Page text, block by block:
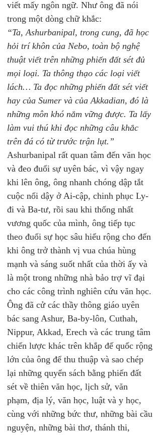
viết mấy ngôn ngữ. Như ông đã nói
trong một dòng chữ khắc:
“Ta, Ashurbanipal, trong cung, đã học
hỏi trí khôn của Nebo, toàn bộ nghệ
thuật viết trên những phiến đất sét đủ
mọi loại. Ta thông thạo các loại viết
lách… Ta đọc những phiến đất sét viết
hay của Sumer và của Akkadian, đó là
những môn khó nắm vững được. Ta lấy
làm vui thú khi đọc những câu khắc
trên đá có từ trước trận lụt.”
Ashurbanipal rất quan tâm đến văn học
và đeo đuổi sự uyên bác, vì vậy ngay
khi lên ông, ông nhanh chóng dập tắt
cuộc nổi dậy ở Ai-cập, chinh phục Ly-
đi và Ba-tư, rồi sau khi thống nhất
vương quốc của mình, ông tiếp tục
theo đuổi sự học sâu hiểu rộng cho đến
khi ông trở thành vị vua chúa hùng
mạnh và sáng suốt nhất của thời ấy và
là một trong những nhà bảo trợ vĩ đại
cho các công trình nghiên cứu văn học.
Ông đã cử các thầy thông giáo uyên
bác sang Ashur, Ba-by-lôn, Cuthah,
Nippur, Akkad, Erech và các trung tâm
chiến lược khác trên khắp đế quốc rộng
lớn của ông để thu thuập và sao chép
lại những quyển sách bằng phiến đất
sét về thiên văn học, lịch sử, văn
phạm, địa lý, văn học, luật và y học,
cùng với những bức thư, những bài cầu
nguyện, những bài thơ, thánh thi,